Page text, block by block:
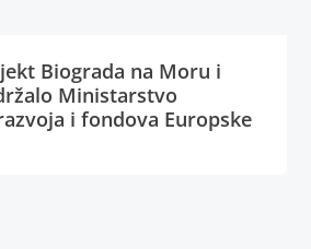
Biograda na Moru i
Ministarstvo
i fondova Europske